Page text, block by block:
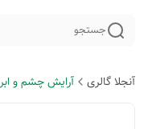
جستجو
آنجلا گالری آرایش چشم و ابر